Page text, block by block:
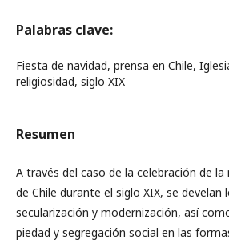
Palabras clave:
Fiesta de navidad, prensa en Chile,
religiosidad, siglo XIX
Resumen
A través del caso de la celebración de la
de Chile durante el siglo XIX, se develan
secularización y modernización, así
piedad y segregación social en las